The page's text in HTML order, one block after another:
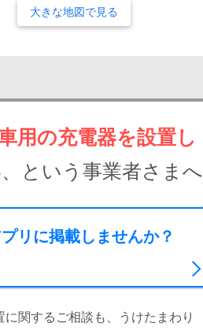
大きな地図で見る
用の充電器を設置し
、という事業者さまへ
リに掲載しませんか？
関するご相談も、うけたまわり